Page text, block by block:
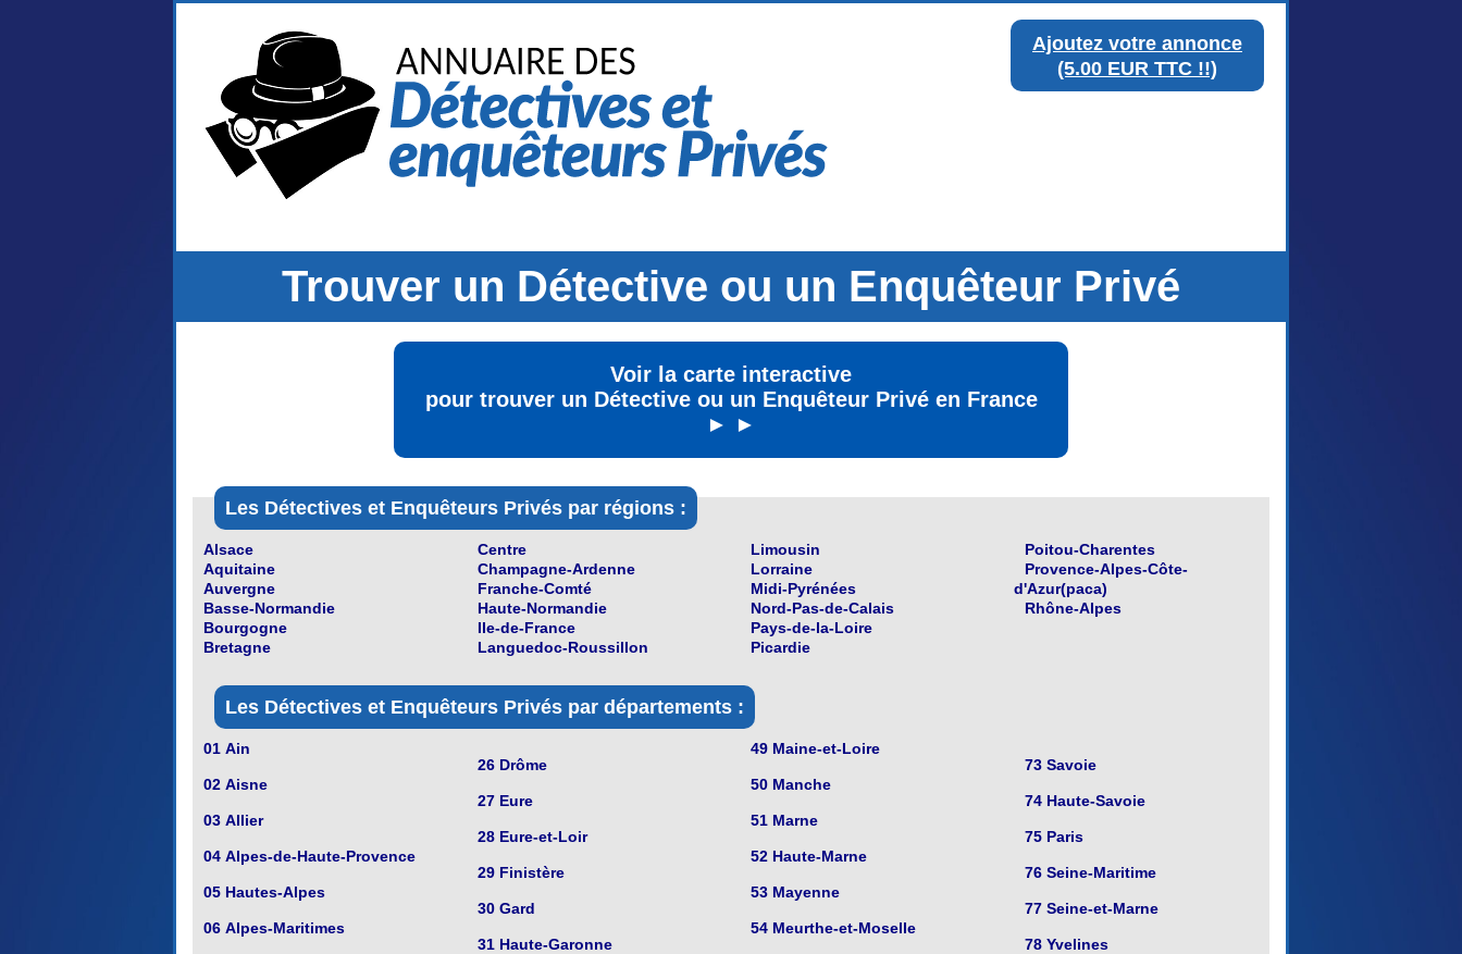
Ajoutez votre annonce
(5.00 EUR TTC !!)
Trouver un Détective ou un Enquêteur Privé
Voir la carte interactive
pour trouver un Détective ou un Enquêteur Privé en France
► ►
Les Détectives et Enquêteurs Privés par régions :
Alsace
Aquitaine
Auvergne
Basse-Normandie
Bourgogne
Bretagne
Centre
Champagne-Ardenne
Franche-Comté
Haute-Normandie
Ile-de-France
Languedoc-Roussillon
Limousin
Lorraine
Midi-Pyrénées
Nord-Pas-de-Calais
Pays-de-la-Loire
Picardie
Poitou-Charentes
Provence-Alpes-Côte-
d'Azur(paca)
Rhône-Alpes
Les Détectives et Enquêteurs Privés par départements :
01 Ain
02 Aisne
03 Allier
04 Alpes-de-Haute-Provence
05 Hautes-Alpes
06 Alpes-Maritimes
26 Drôme
27 Eure
28 Eure-et-Loir
29 Finistère
30 Gard
31 Haute-Garonne
49 Maine-et-Loire
50 Manche
51 Marne
52 Haute-Marne
53 Mayenne
54 Meurthe-et-Moselle
73 Savoie
74 Haute-Savoie
75 Paris
76 Seine-Maritime
77 Seine-et-Marne
78 Yvelines